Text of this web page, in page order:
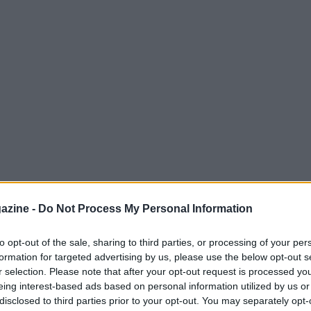
- Do Not Process My Personal Information
opt-out of the sale, sharing to third parties, or processing of your
for targeted advertising by us, please use the below opt-out
selection. Please note that after your opt-out request is processed
interest-based ads based on personal information utilized by us
to third parties prior to your opt-out. You may separately
che anticipano ciò che accade.
di interpretare lefasi di giocovalutare il
con glixGe identificare ipunti di
ma ridurre l’errore di giudizio